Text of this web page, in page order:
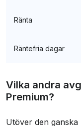
Ränta
Räntefria dagar
Vilka andra
Premium?
Utöver den